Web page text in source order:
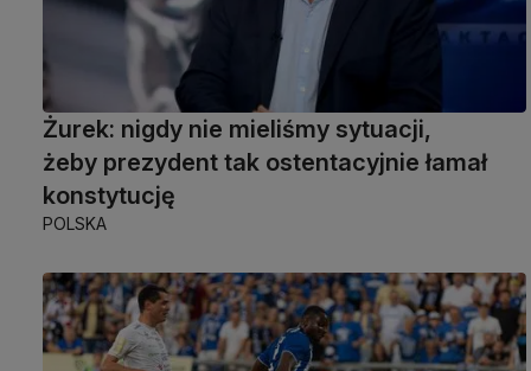
Żurek: nigdy nie mieliśmy sytuacji,
żeby prezydent tak ostentacyjnie łamał
konstytucję
POLSKA